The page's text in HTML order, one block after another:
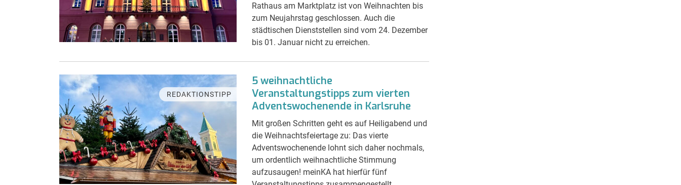
Rathaus am Marktplatz ist von Weihnachten bis
zum Neujahrstag geschlossen. Auch die
städtischen Dienststellen sind vom 24. Dezember
bis 01. Januar nicht zu erreichen.
REDAKTIONSTIPP
5 weihnachtliche
Veranstaltungstipps zum vierten
Adventswochenende in Karlsruhe
Mit großen Schritten geht es auf Heiligabend und
die Weihnachtsfeiertage zu: Das vierte
Adventswochenende lohnt sich daher nochmals,
um ordentlich weihnachtliche Stimmung
aufzusaugen! meinKA hat hierfür fünf